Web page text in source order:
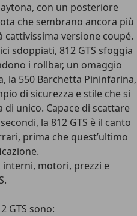
con un posteriore
che sembrano ancora più
cattivissima versione coupé.
sdoppiati, 812 GTS sfoggia
i rollbar, un omaggio
la 550 Barchetta Pininfarina,
di sicurezza e stile che si
unico. Capace di scattare
la 812 GTS è il canto
prima che quest’ultimo
motori, prezzi e
GTS sono: